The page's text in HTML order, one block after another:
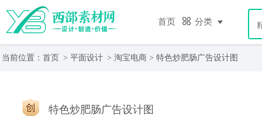
首页 分类
当前位置： 首页 > 平面设计 > 淘宝电商 > 特色炒肥肠广告设计图
特色炒肥肠广告设计图